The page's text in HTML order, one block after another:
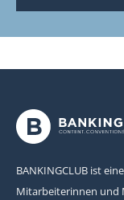
BANKINGCLUB ist
Mitarbeiterinnen und